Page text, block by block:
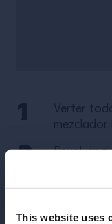
This website uses
Verter
mezclador
Revolver